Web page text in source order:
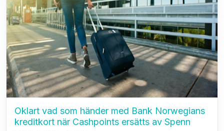
Oklart vad som händer med Bank Norwegians
kreditkort när Cashpoints ersätts av Spenn